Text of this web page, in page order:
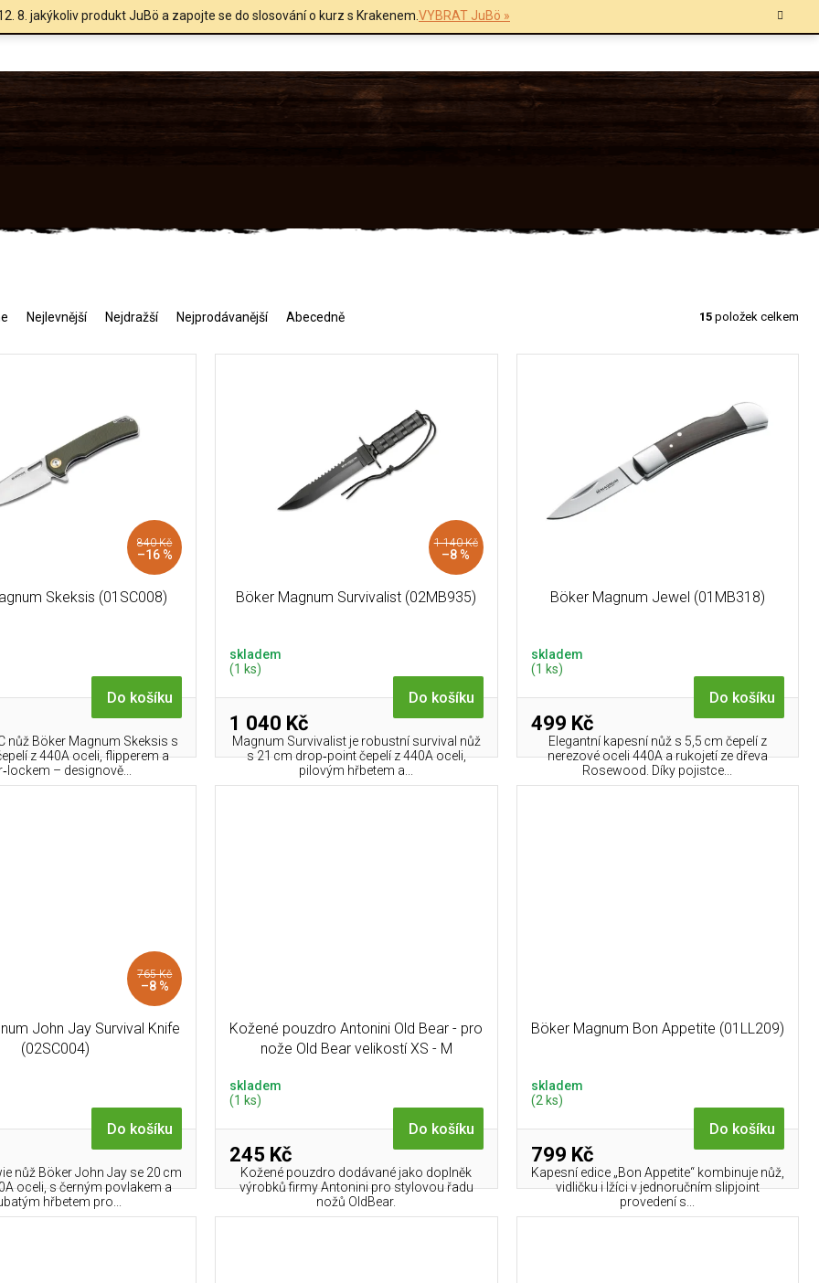
8. jakýkoliv produkt JuBö a zapojte se do slosování o kurz s Krakenem.VYBRAT JuBö »
Nejlevnější Nejdražší Nejprodávanější Abecedně 15 položek celkem
840 Kč
–16 %
Skeksis (01SC008)
Do košíku
nůž Böker Magnum Skeksis s
z 440A oceli, flipperem a
– designově...
1 140 Kč
–8 %
Böker Magnum Survivalist (02MB935)
skladem
(1 ks)
1 040 Kč
Do košíku
Magnum Survivalist je robustní survival nůž
s 21 cm drop‑point čepelí z 440A oceli,
pilovým hřbetem a...
Böker Magnum Jewel (01MB318)
skladem
(1 ks)
499 Kč
Do košíku
Elegantní kapesní nůž s 5,5 cm čepelí z
nerezové oceli 440A a rukojetí ze dřeva
Rosewood. Díky pojistce...
765 Kč
–8 %
John Jay Survival Knife
(02SC004)
Do košíku
nůž Böker John Jay se 20 cm
oceli, s černým povlakem a
hřbetem pro...
Kožené pouzdro Antonini Old Bear - pro
nože Old Bear velikostí XS - M
skladem
(1 ks)
245 Kč
Do košíku
Kožené pouzdro dodávané jako doplněk
výrobků firmy Antonini pro stylovou řadu
nožů OldBear.
Böker Magnum Bon Appetite (01LL209)
skladem
(2 ks)
799 Kč
Do košíku
Kapesní edice „Bon Appetite“ kombinuje nůž,
vidličku i lžíci v jednoručním slipjoint
provedení s...